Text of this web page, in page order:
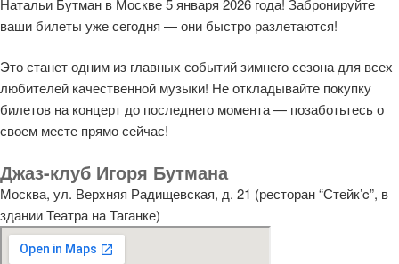
ваши билеты уже сегодня — они быстро разлетаются!
Это станет одним из главных событий зимнего сезона для всех
любителей качественной музыки! Не откладывайте покупку
билетов на концерт до последнего момента — позаботьтесь о
своем месте прямо сейчас!
Джаз-клуб Игоря Бутмана
Москва, ул. Верхняя Радищевская, д. 21 (ресторан “Стейк’c”, в
здании Театра на Таганке)